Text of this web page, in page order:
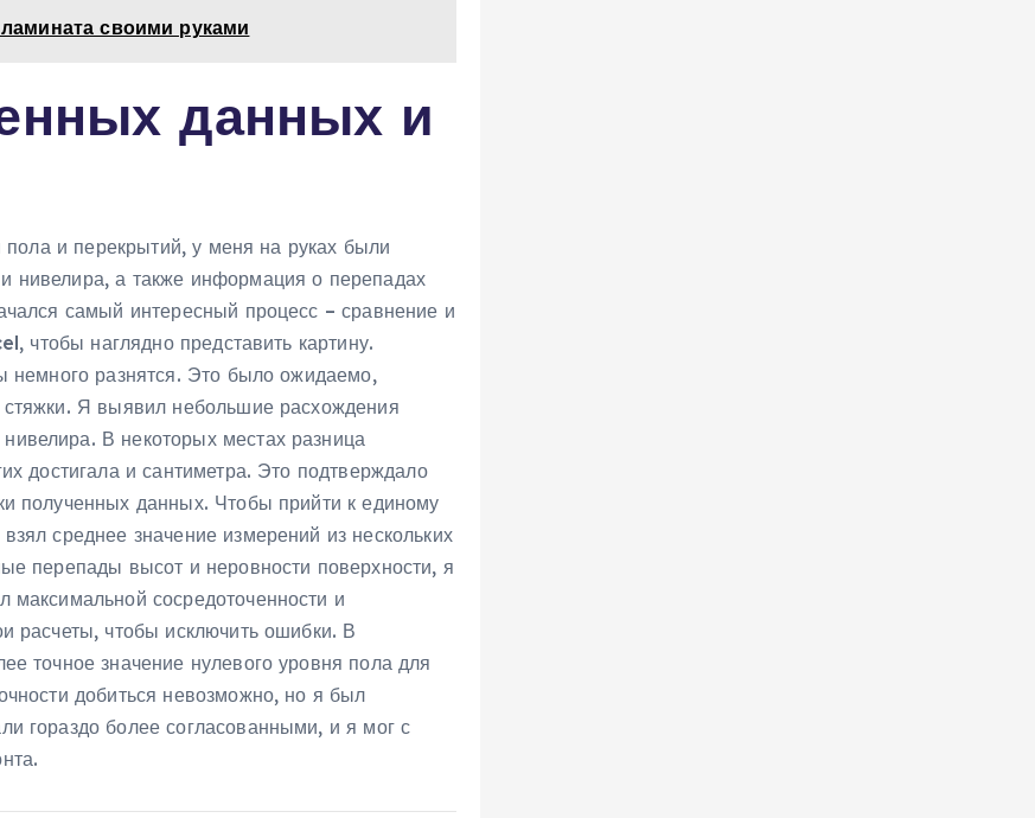
своими руками
данных и
пола и перекрытий, у меня на руках были
нивелира, а также информация о перепадах
самый интересный процесс – сравнение и
чтобы наглядно представить картину.
немного разнятся. Это было ожидаемо,
Я выявил небольшие расхождения
В некоторых местах разница
достигала и сантиметра. Это подтверждало
полученных данных. Чтобы прийти к единому
среднее значение измерений из нескольких
перепады высот и неровности поверхности, я
максимальной сосредоточенности и
расчеты, чтобы исключить ошибки. В
точное значение нулевого уровня пола для
добиться невозможно, но я был
гораздо более согласованными, и я мог с